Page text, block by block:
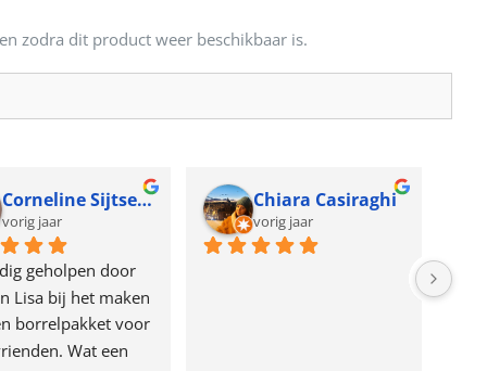
zodra dit product weer beschikbaar is.
Corneline Sijtsema
vorig jaar
geholpen door
Lisa bij het maken
borrelpakket voor
Wat een
Chiara Casiraghi
vorig jaar